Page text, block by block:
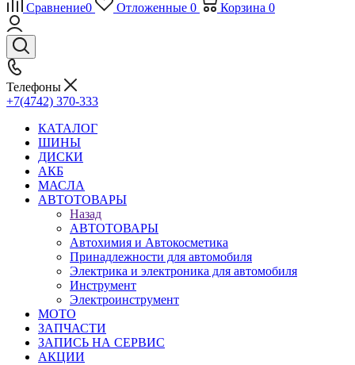
Сравнение0 Отложенные 0 Корзина 0
Телефоны
+7(4742) 370-333
КАТАЛОГ
ШИНЫ
ДИСКИ
АКБ
МАСЛА
АВТОТОВАРЫ
Назад
АВТОТОВАРЫ
Автохимия и Автокосметика
Принадлежности для автомобиля
Электрика и электроника для автомобиля
Инструмент
Электроинструмент
МОТО
ЗАПЧАСТИ
ЗАПИСЬ НА СЕРВИС
АКЦИИ